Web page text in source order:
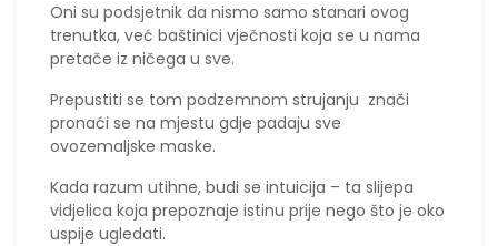
Oni su podsjetnik da nismo samo stanari ovog
trenutka, već baštinici vječnosti koja se u nama
pretače iz ničega u sve.
​Prepustiti se tom podzemnom strujanju znači
pronaći se na mjestu gdje padaju sve
ovozemaljske maske.
Kada razum utihne, budi se intuicija – ta slijepa
vidjelica koja prepoznaje istinu prije nego što je oko
uspije ugledati.